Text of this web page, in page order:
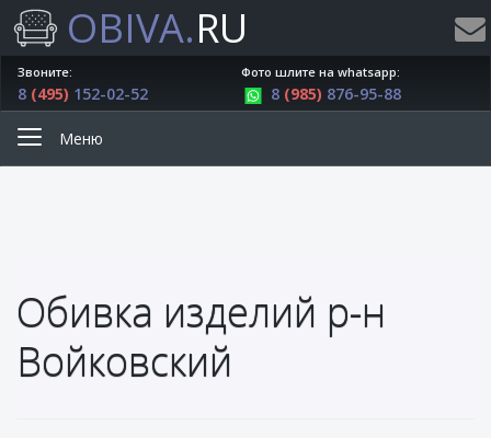
OBIVA.RU
Звоните:
8 (495) 152-02-52
Фото шлите на whatsapp:
8 (985) 876-95-88
Меню
Обивка изделий р-н
Войковский